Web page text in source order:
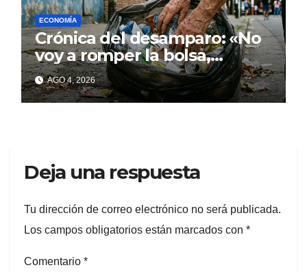
ECONOMÍA
Crónica del desamparo: «No
voy a romper la bolsa,
quédese tranquilo…»
AGO 4, 2026
Deja una respuesta
Tu dirección de correo electrónico no será publicada.
Los campos obligatorios están marcados con *
Comentario *